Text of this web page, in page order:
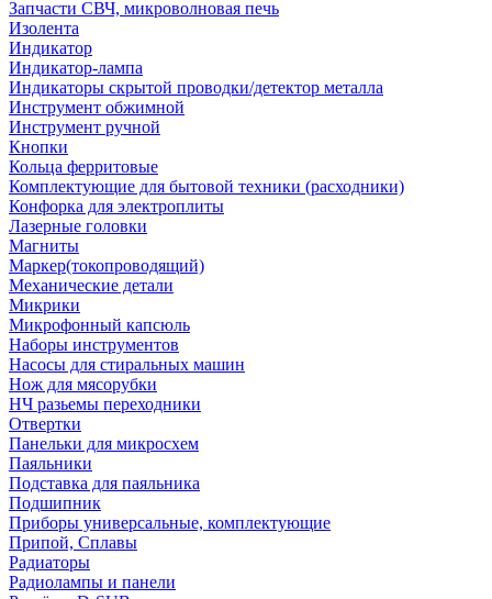
Запчасти СВЧ, микроволновая печь
Изолента
Индикатор
Индикатор-лампа
Индикаторы скрытой проводки/детектор металла
Инструмент обжимной
Инструмент ручной
Кнопки
Кольца ферритовые
Комплектующие для бытовой техники (расходники)
Конфорка для электроплиты
Лазерные головки
Магниты
Маркер(токопроводящий)
Механические детали
Микрики
Микрофонный капсюль
Наборы инструментов
Насосы для стиральных машин
Нож для мясорубки
НЧ разьемы переходники
Отвертки
Панельки для микросхем
Паяльники
Подставка для паяльника
Подшипник
Приборы универсальные, комплектующие
Припой, Сплавы
Радиаторы
Радиолампы и панели